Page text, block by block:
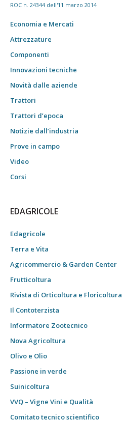
ROC n. 24344 dell'11 marzo 2014
Economia e Mercati
Attrezzature
Componenti
Innovazioni tecniche
Novità dalle aziende
Trattori
Trattori d’epoca
Notizie dall’industria
Prove in campo
Video
Corsi
EDAGRICOLE
Edagricole
Terra e Vita
Agricommercio & Garden Center
Frutticoltura
Rivista di Orticoltura e Floricoltura
Il Contoterzista
Informatore Zootecnico
Nova Agricoltura
Olivo e Olio
Passione in verde
Suinicoltura
VVQ – Vigne Vini e Qualità
Comitato tecnico scientifico